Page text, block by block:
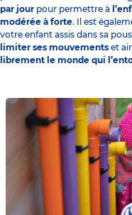
par jour pour permettre à
modérée à forte. Il est
votre enfant assis dans sa
limiter ses mouvements et
librement le monde qui